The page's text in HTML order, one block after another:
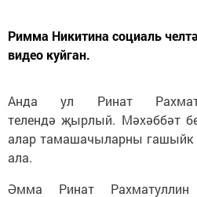
Римма Никитина социаль
видео куйган.
Анда ул Ринат
телендә җырлый. Мәхәббәт
алар тамашачыларны
ала.
Әмма Ринат Рахматуллин